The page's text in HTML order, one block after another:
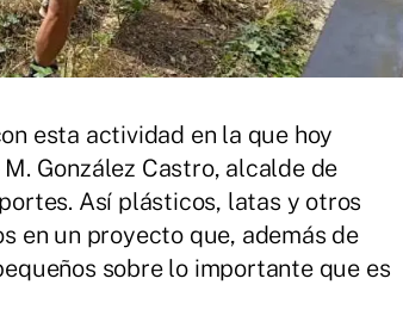
esta actividad en la que hoy
González Castro, alcalde de
Así plásticos, latas y otros
en un proyecto que, además de
sobre lo importante que es